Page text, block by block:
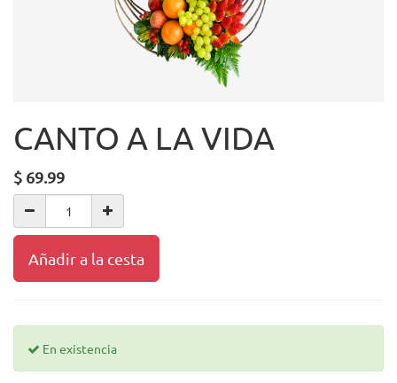
CANTO A LA VIDA
$ 69.99
Añadir a la cesta
En existencia